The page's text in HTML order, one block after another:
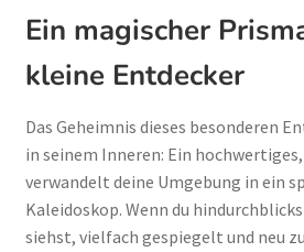
Ein magischer
kleine Entdecker
Das Geheimnis dieses besonderen
in seinem Inneren: Ein
verwandelt deine Umgebung in ein
Kaleidoskop. Wenn du
siehst, vielfach gespiegelt und neu